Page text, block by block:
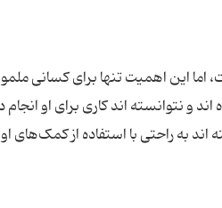
این اهمیت تنها برای کسانی
و نتوانسته اند کاری برای او
به راحتی با استفاده از کمک‌های